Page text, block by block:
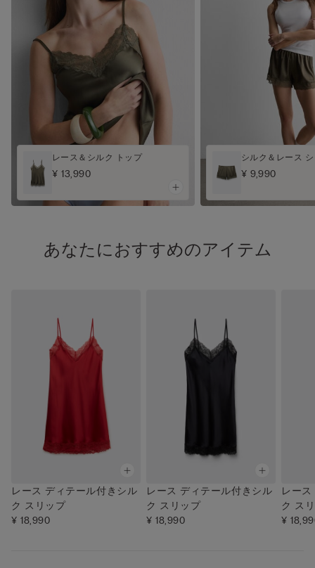
レース＆シルク トップ
¥ 13,990
シルク＆レース
¥ 9,990
あなたにおすすめのアイテム
レース ディテール付きシル
ク スリップ
¥ 18,990
レース ディテール付きシル
ク スリップ
¥ 18,990
レー
ク ス
¥